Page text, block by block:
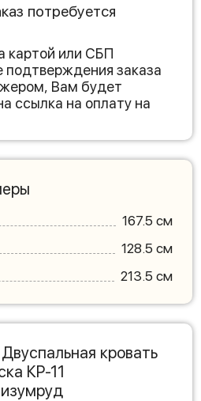
потребуется
картой или СБП
подтверждения заказа
Вам будет
ссылка на оплату на
167.5 см
128.5 см
213.5 см
кровать
КР-11